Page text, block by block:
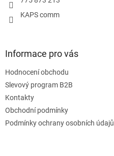
KAPS comm
Informace pro vás
Hodnocení obchodu
Slevový program B2B
Kontakty
Obchodní podmínky
Podmínky ochrany osobních údajů